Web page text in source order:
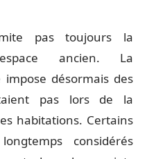
pas toujours la
ancien. La
désormais des
pas lors de la
habitations. Certains
considérés